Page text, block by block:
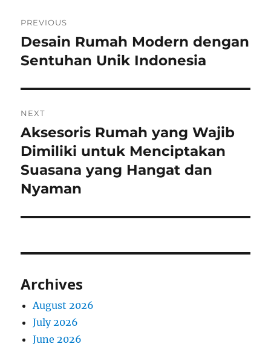
navigation
PREVIOUS
Previous
post:
Desain Rumah Modern dengan
Sentuhan Unik Indonesia
NEXT
Next
post:
Aksesoris Rumah yang Wajib
Dimiliki untuk Menciptakan
Suasana yang Hangat dan
Nyaman
Archives
August 2026
July 2026
June 2026